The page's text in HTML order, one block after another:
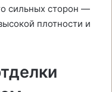
сильных сторон —
плотности и